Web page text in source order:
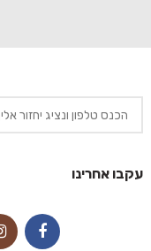
עקבו אחרינו